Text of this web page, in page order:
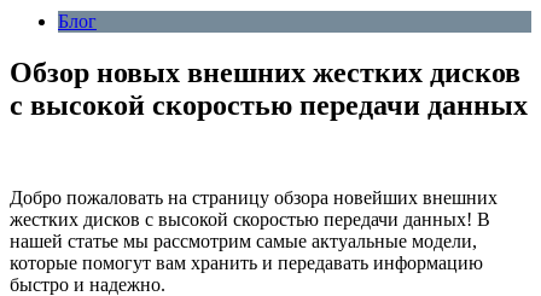
Блог
Обзор новых внешних жестких дисков
с высокой скоростью передачи данных
Добро пожаловать на страницу обзора новейших внешних
жестких дисков с высокой скоростью передачи данных! В
нашей статье мы рассмотрим самые актуальные модели,
которые помогут вам хранить и передавать информацию
быстро и надежно.